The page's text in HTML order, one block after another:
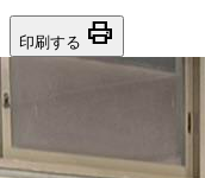
印刷する print